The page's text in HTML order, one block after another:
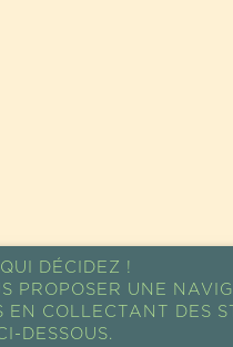
DÉCIDEZ !
PROPOSER UNE
EN COLLECTANT DES
DESSOUS.